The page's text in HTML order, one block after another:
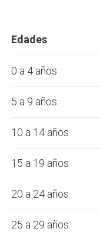
Edades
0 a 4 años
5 a 9 años
10 a 14 años
15 a 19 años
20 a 24 años
25 a 29 años